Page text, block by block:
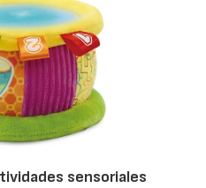
sensoriales